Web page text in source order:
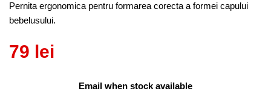
Pernita ergonomica pentru formarea corecta a formei capului
bebelusului.
79 lei
Email when stock available